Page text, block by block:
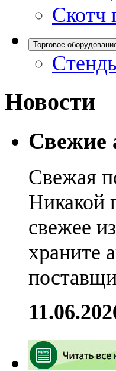
Скотч
Торговое
Новости
Свежие
Свежая
Никакой
свежее
храните